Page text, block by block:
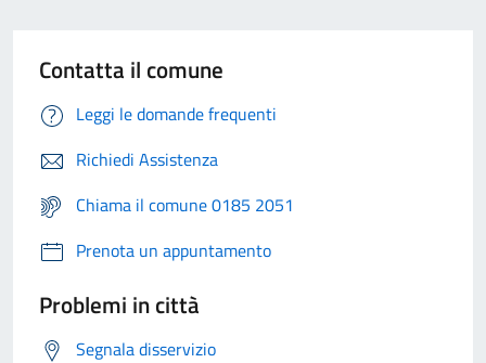
Contatta il comune
Leggi le domande frequenti
Richiedi Assistenza
Chiama il comune 0185 2051
Prenota un appuntamento
Problemi in città
Segnala disservizio